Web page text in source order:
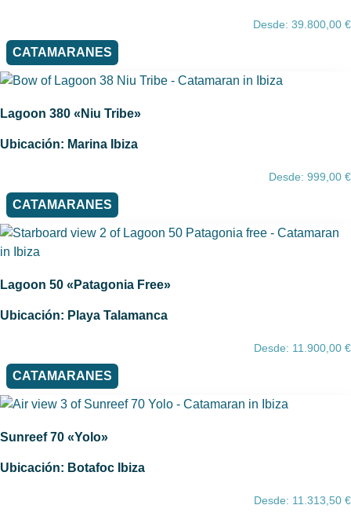
Desde: 39.800,00 €
CATAMARANES
Lagoon 380 «Niu Tribe»
Ubicación: Marina Ibiza
Desde: 999,00 €
CATAMARANES
Lagoon 50 «Patagonia Free»
Ubicación: Playa Talamanca
Desde: 11.900,00 €
CATAMARANES
Sunreef 70 «Yolo»
Ubicación: Botafoc Ibiza
Desde: 11.313,50 €